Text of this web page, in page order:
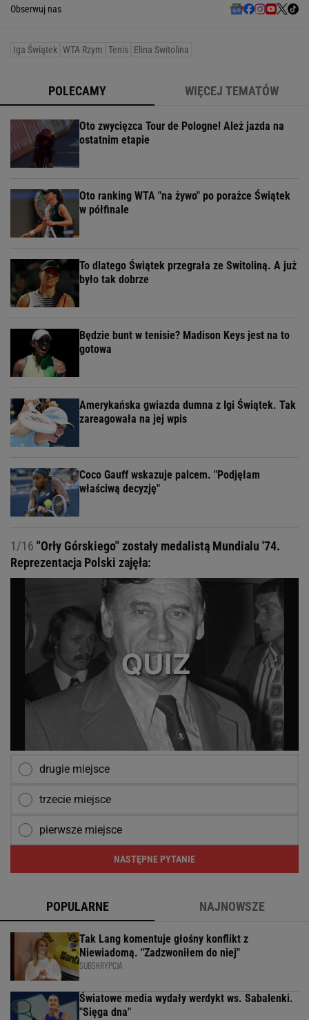
Obserwuj nas
Iga Świątek WTA Rzym Tenis Elina Switolina
POLECAMY WIĘCEJ TEMATÓW
Oto zwycięzca Tour de Pologne! Ależ jazda na
ostatnim etapie
Oto ranking WTA "na żywo" po porażce Świątek
w półfinale
To dlatego Świątek przegrała ze Switoliną. A już
było tak dobrze
Będzie bunt w tenisie? Madison Keys jest na to
gotowa
Amerykańska gwiazda dumna z Igi Świątek. Tak
zareagowała na jej wpis
Coco Gauff wskazuje palcem. "Podjęłam
właściwą decyzję"
1/16 "Orły Górskiego" zostały medalistą Mundialu '74.
Reprezentacja Polski zajęła:
drugie miejsce
trzecie miejsce
pierwsze miejsce
NASTĘPNE PYTANIE
POPULARNE NAJNOWSZE
Tak Lang komentuje głośny konflikt z
Niewiadomą. "Zadzwoniłem do niej"
SUBSKRYPCJA
Światowe media wydały werdykt ws. Sabalenki.
"Sięga dna"